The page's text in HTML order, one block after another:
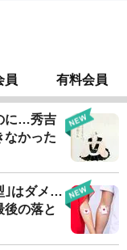
員 有料会員
に…秀吉
なかった
｣はダメ…
後の落と